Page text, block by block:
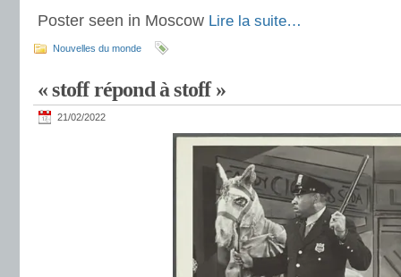
Poster seen in Moscow Lire la suite…
Nouvelles du monde
« stoff répond à stoff »
21/02/2022